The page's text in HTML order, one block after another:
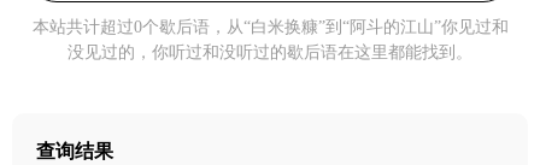
本站共计超过0个歇后语，从“白米换糠”到“阿斗的江山”你见过和
没见过的，你听过和没听过的歇后语在这里都能找到。
查询结果